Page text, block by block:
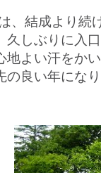
、結成より続
しぶりに入
よい汗をか
先の良い年